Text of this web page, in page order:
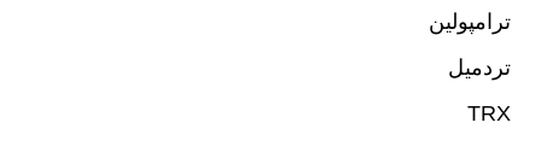
ترامپولین
تردمیل
TRX